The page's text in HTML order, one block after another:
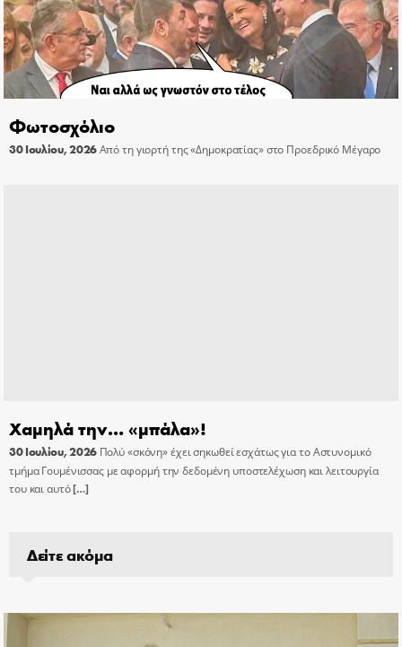
Φωτοσχόλιο
30 Ιουλίου, 2026Από τη γιορτή της «Δημοκρατίας» στο Προεδρικό Μέγαρο
Χαμηλά την… «μπάλα»!
30 Ιουλίου, 2026 Πολύ «σκόνη» έχει σηκωθεί εσχάτως για το Αστυνομικό
τμήμα Γουμένισσας με αφορμή την δεδομένη υποστελέχωση και λειτουργία
του και αυτό[…]
Δείτε ακόμα